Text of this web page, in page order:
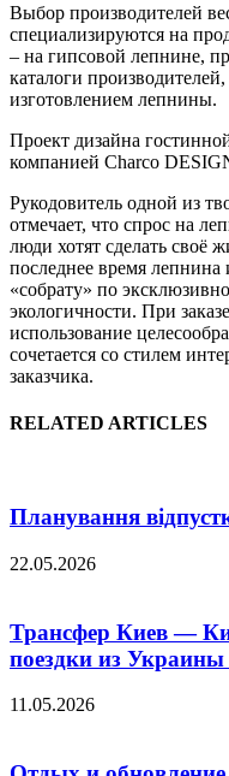
Выбор производителей
специализируются на
– на гипсовой лепнине,
каталоги
изготовлением лепнины.
Проект дизайна
компанией Charco
Рукодовитель одной из
отмечает, что спрос на
люди хотят сделать своё
последнее время лепнина
«собрату» по
экологичности. При
использование
сочетается со стилем
заказчика.
RELATED ARTICLES
Планування
22.05.2026
Трансфер Киев —
поездки из
11.05.2026